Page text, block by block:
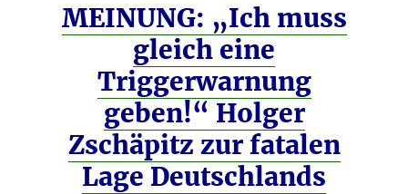
MEINUNG: „Ich muss
gleich eine
Triggerwarnung
geben!“ Holger
Zschäpitz zur fatalen
Lage Deutschlands